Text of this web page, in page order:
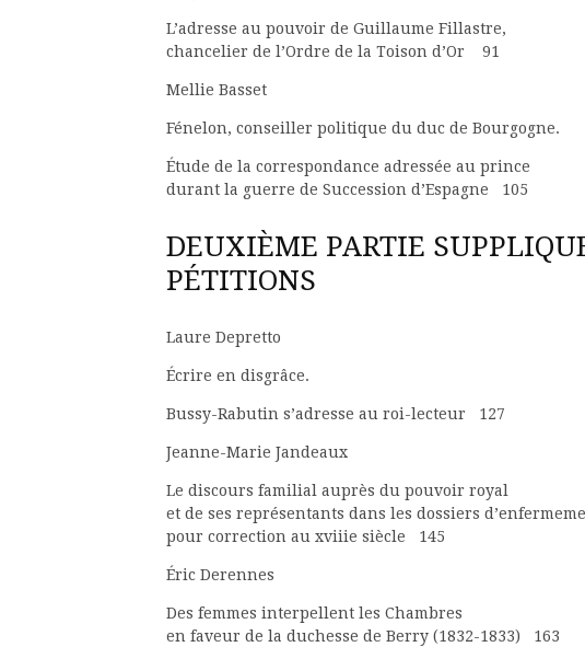
L’adresse au pouvoir de Guillaume Fillastre,
chancelier de l’Ordre de la Toison d’Or 91
Mellie Basset
Fénelon, conseiller politique du duc de Bourgogne.
Étude de la correspondance adressée au prince
durant la guerre de Succession d’Espagne 105
DEUXIÈME PARTIE
PÉTITIONS
Laure Depretto
Écrire en disgrâce.
Bussy-Rabutin s’adresse au roi-lecteur 127
Jeanne-Marie Jandeaux
Le discours familial auprès du pouvoir royal
et de ses représentants dans les dossiers
pour correction au xviiie siècle 145
Éric Derennes
Des femmes interpellent les Chambres
en faveur de la duchesse de Berry (1832-1833) 163